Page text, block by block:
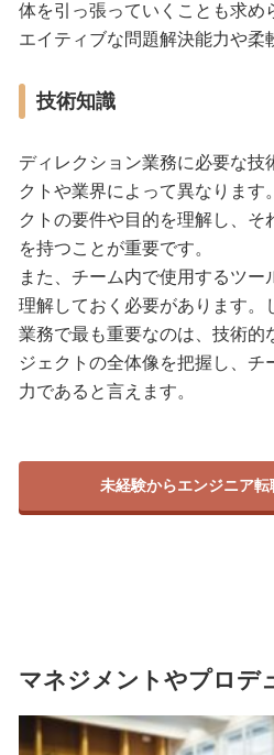
体を引っ張っていくことも求め
エイティブな問題解決能力や柔
技術知識
ディレクション業務に必要な技
クトや業界によって異なります
クトの要件や目的を理解し、そ
を持つことが重要です。
また、チーム内で使用するツー
理解しておく必要があります。
業務で最も重要なのは、技術的
ジェクトの全体像を把握し、チ
力であると言えます。
未経験からエンジニア
マネジメントやプロデ